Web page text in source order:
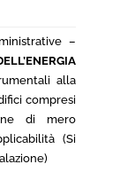
–
alla
compresi
di mero
(Si